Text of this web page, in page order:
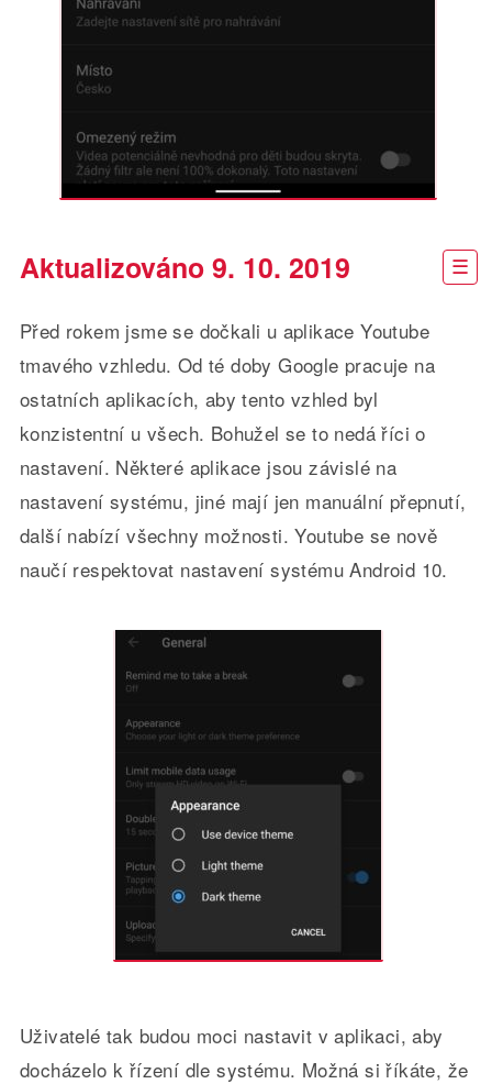
Aktualizováno 9. 10. 2019
Před rokem jsme se dočkali u aplikace Youtube
tmavého vzhledu. Od té doby Google pracuje na
ostatních aplikacích, aby tento vzhled byl
konzistentní u všech. Bohužel se to nedá říci o
nastavení. Některé aplikace jsou závislé na
nastavení systému, jiné mají jen manuální přepnutí,
další nabízí všechny možnosti. Youtube se nově
naučí respektovat nastavení systému Android 10.
Uživatelé tak budou moci nastavit v aplikaci, aby
docházelo k řízení dle systému. Možná si říkáte, že